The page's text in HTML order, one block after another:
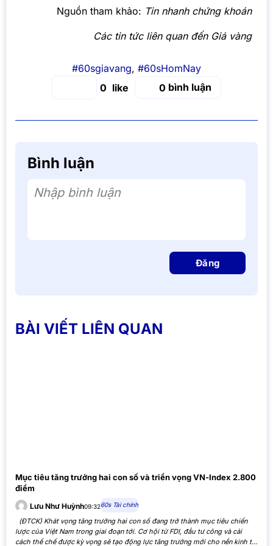
Nguồn tham khảo: Tin nhanh chứng khoán
Các tin tức liên quan đến Giá vàng
#60sgiavang, #60sHomNay
0
0 bình luận
Bình luận
Nhập bình luận
Đăng
BÀI VIẾT LIÊN QUAN
Mục tiêu tăng trưởng hai con số và triển vọng VN-Index 2.800
điểm
Lưu Như Huỳnh09:3260s Tài chính
(ĐTCK) Khát vọng tăng trưởng hai con số đang trở thành mục tiêu chiến
lược của Việt Nam trong giai đoạn tới. Cơ hội từ FDI, đầu tư công và cải
cách thể chế được kỳ vọng sẽ tạo động lực tăng trưởng mới cho nền kinh tế,